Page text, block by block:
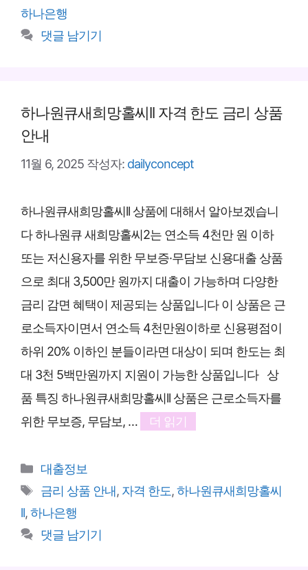
리
그
하나은행
댓글 남기기
하나원큐새희망홀씨ll 자격 한도 금리 상품
안내
11월 6, 2025 작성자: dailyconcept
하나원큐새희망홀씨ll 상품에 대해서 알아보겠습니
다 하나원큐 새희망홀씨2는 연소득 4천만 원 이하
또는 저신용자를 위한 무보증·무담보 신용대출 상품
으로 최대 3,500만 원까지 대출이 가능하며 다양한
금리 감면 혜택이 제공되는 상품입니다 이 상품은 근
로소득자이면서 연소득 4천만원이하로 신용평점이
하위 20% 이하인 분들이라면 대상이 되며 한도는 최
대 3천 5백만원까지 지원이 가능한 상품입니다 상
품 특징 하나원큐새희망홀씨ll 상품은 근로소득자를
위한 무보증, 무담보, …
더 읽기
카
테
리
대출정보
태
그
금리 상품 안내, 자격 한도,하나원큐새희망홀씨
ll,하나은행
댓글 남기기